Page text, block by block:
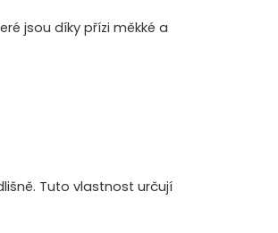
jsou díky přízi měkké a
Tuto vlastnost určují